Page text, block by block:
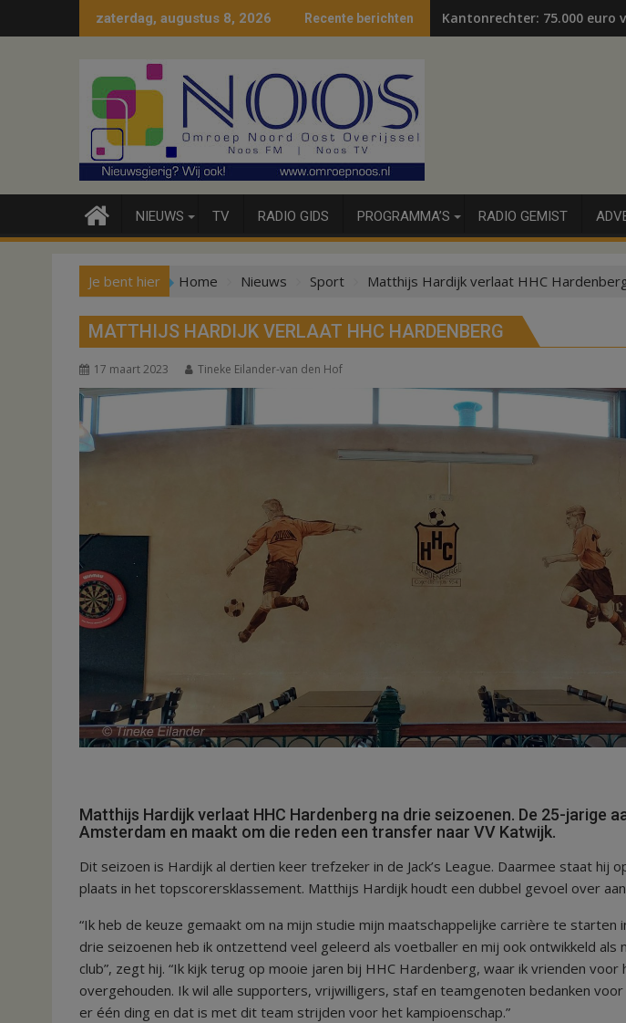
naar
zaterdag, augustus 8, 2026 Recente berichten Kantonrechter: 75.000 euro
NIEUWS TV RADIO GIDS PROGRAMMA’S RADIO GEMIST
Je bent hier Home Nieuws Sport Matthijs Hardijk verlaat HHC
MATTHIJS HARDIJK VERLAAT HHC HARDENBERG
17 maart 2023 Tineke Eilander-van den Hof
Matthijs Hardijk verlaat HHC Hardenberg na drie seizoenen. De 25-jarige
Amsterdam en maakt om die reden een transfer naar VV Katwijk.
Dit seizoen is Hardijk al dertien keer trefzeker in de Jack’s League. Daarmee staat hij
plaats in het topscorersklassement. Matthijs Hardijk houdt een dubbel gevoel over
“Ik heb de keuze gemaakt om na mijn studie mijn maatschappelijke carrière te starten
drie seizoenen heb ik ontzettend veel geleerd als voetballer en mij ook ontwikkeld als
club”, zegt hij. “Ik kijk terug op mooie jaren bij HHC Hardenberg, waar ik vrienden voor
overgehouden. Ik wil alle supporters, vrijwilligers, staf en teamgenoten bedanken
er één ding en dat is met dit team strijden voor het kampioenschap.”